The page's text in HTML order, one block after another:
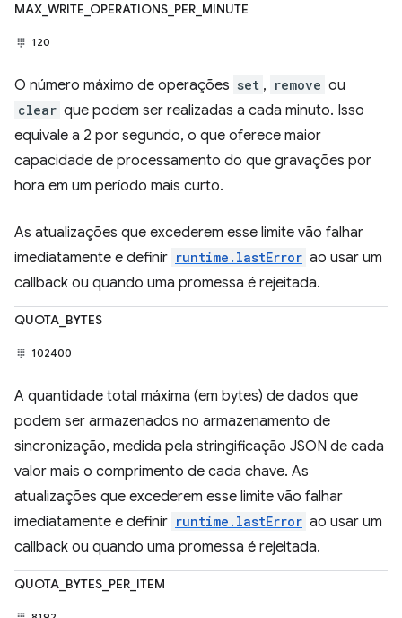
MAX_WRITE_OPERATIONS_PER_MINUTE
120
O número máximo de operações set , remove ou
clear que podem ser realizadas a cada minuto. Isso
equivale a 2 por segundo, o que oferece maior
capacidade de processamento do que gravações por
hora em um período mais curto.
As atualizações que excederem esse limite vão falhar
imediatamente e definir runtime.lastError ao usar um
callback ou quando uma promessa é rejeitada.
QUOTA_BYTES
102400
A quantidade total máxima (em bytes) de dados que
podem ser armazenados no armazenamento de
sincronização, medida pela stringificação JSON de cada
valor mais o comprimento de cada chave. As
atualizações que excederem esse limite vão falhar
imediatamente e definir runtime.lastError ao usar um
callback ou quando uma promessa é rejeitada.
QUOTA_BYTES_PER_ITEM